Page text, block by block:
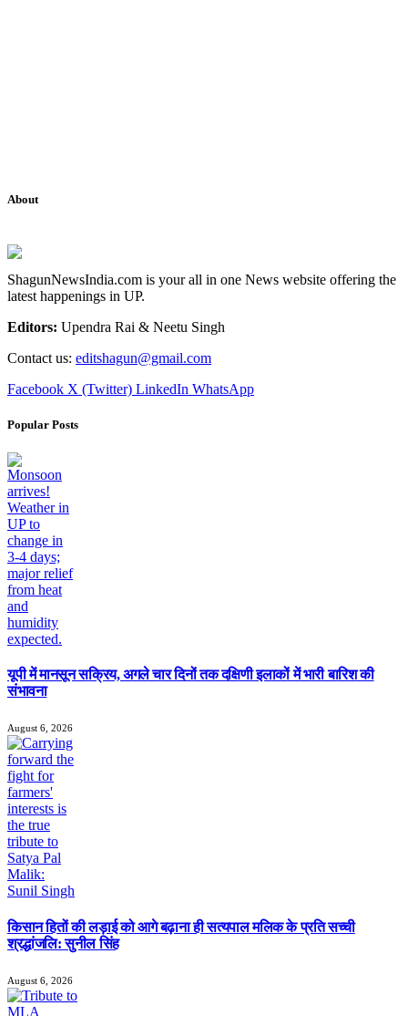
About
ShagunNewsIndia.com is your all in one News website offering the
latest happenings in UP.
Editors: Upendra Rai & Neetu Singh
Contact us: editshagun@gmail.com
Facebook X (Twitter) LinkedIn WhatsApp
Popular Posts
यूपी में मानसून सक्रिय, अगले चार दिनों तक दक्षिणी इलाकों में भारी बारिश की
संभावना
August 6, 2026
किसान हितों की लड़ाई को आगे बढ़ाना ही सत्यपाल मलिक के प्रति सच्ची
श्रद्धांजलि: सुनील सिंह
August 6, 2026